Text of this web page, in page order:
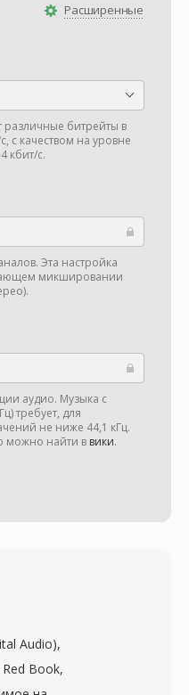
Расширенные
различные битрейты в
с качеством на уровне
кбит/с.
Эта настройка
микшировании
аудио. Музыка с
требует, для
не ниже 44,1 кГц.
можно найти в вики.
Audio),
Book,